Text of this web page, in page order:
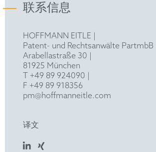
联系信息
HOFFMANN EITLE |
Patent- und Rechtsanwälte PartmbB
Arabellastraße 30 |
81925 München
T +49 89 924090
F +49 89 918356
pm@hoffmanneitle.com
译文